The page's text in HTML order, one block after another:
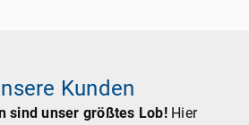
Kunden
sind unser größtes Lob! Hier